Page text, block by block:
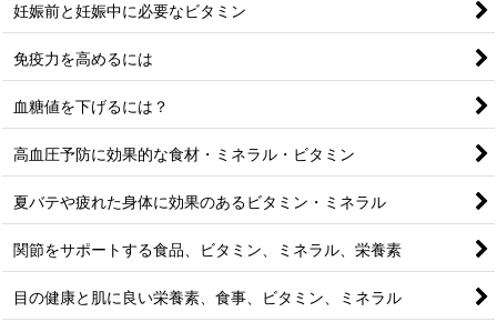
妊娠前と妊娠中に必要なビタミン
免疫力を高めるには
血糖値を下げるには？
高血圧予防に効果的な食材・ミネラル・ビタミン
夏バテや疲れた身体に効果のあるビタミン・ミネラル
関節をサポートする食品、ビタミン、ミネラル、栄養素
目の健康と肌に良い栄養素、食事、ビタミン、ミネラル